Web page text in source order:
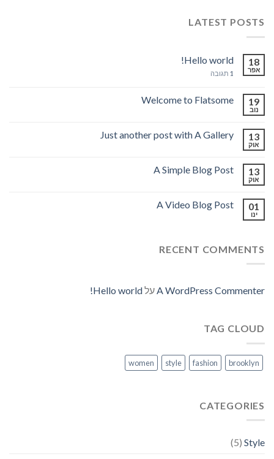
LATEST POSTS
18
אפר
Hello world!
תגובה
19
נוב
Welcome to Flatsome
13
אוק
Just another post with A Gallery
13
אוק
A Simple Blog Post
01
ינו
A Video Blog Post
RECENT COMMENTS
A WordPress CommenterעלHello world!
TAG CLOUD
brooklyn
fashion
style
women
CATEGORIES
Style
(5)